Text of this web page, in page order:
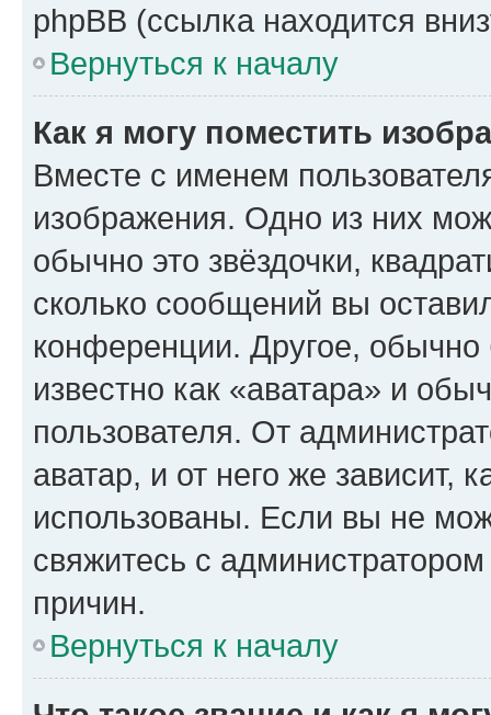
phpBB (ссылка находится
Вернуться к началу
Как я могу поместить
Вместе с именем
изображения. Одно из них
обычно это звёздочки,
сколько сообщений вы
конференции. Другое,
известно как «аватара» и
пользователя. От
аватар, и от него же зависит,
использованы. Если вы не
свяжитесь с
причин.
Вернуться к началу